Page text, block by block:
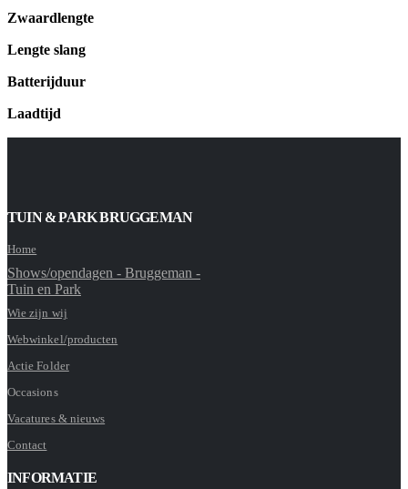
Zwaardlengte
Lengte slang
Batterijduur
Laadtijd
TUIN & PARK BRUGGEMAN
Home
Shows/opendagen - Bruggeman -
Tuin en Park
Wie zijn wij
Webwinkel/producten
Actie Folder
Occasions
Vacatures & nieuws
Contact
INFORMATIE